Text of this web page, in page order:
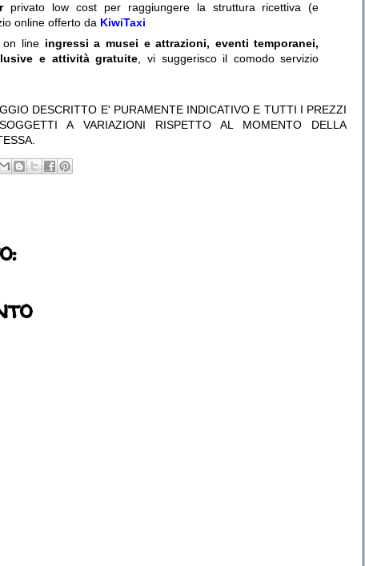
privato low cost per raggiungere la struttura ricettiva (e
online offerto da KiwiTaxi
on line ingressi a musei e attrazioni, eventi temporanei,
e attività gratuite , vi suggerisco il comodo servizio
DESCRITTO E' PURAMENTE INDICATIVO E TUTTI I PREZZI
A VARIAZIONI RISPETTO AL MOMENTO DELLA